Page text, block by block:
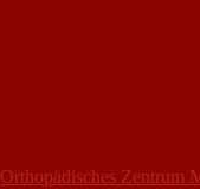
Orthopädisches Zentrum